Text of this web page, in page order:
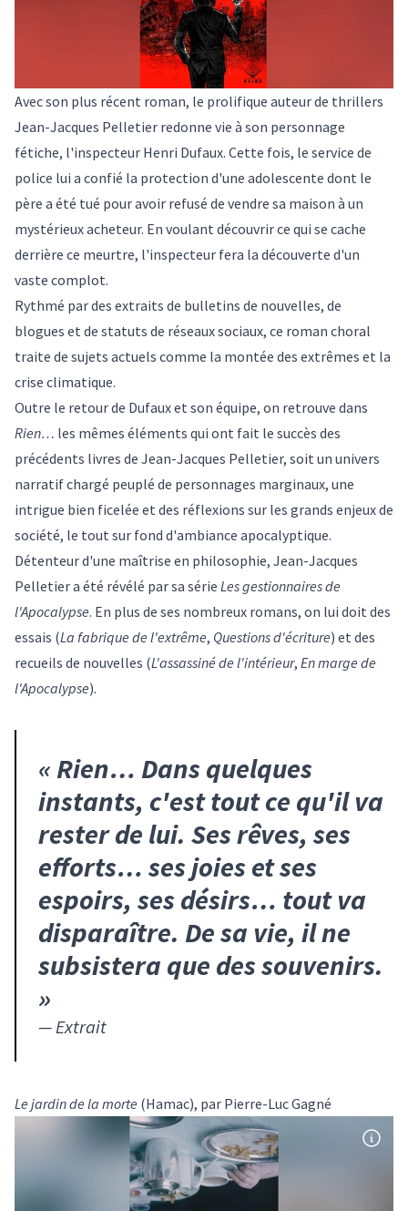
Avec son plus récent roman, le prolifique auteur de thrillers
Jean-Jacques Pelletier redonne vie à son personnage
fétiche, l'inspecteur Henri Dufaux. Cette fois, le service de
police lui a confié la protection d'une adolescente dont le
père a été tué pour avoir refusé de vendre sa maison à un
mystérieux acheteur. En voulant découvrir ce qui se cache
derrière ce meurtre, l'inspecteur fera la découverte d'un
vaste complot.
Rythmé par des extraits de bulletins de nouvelles, de
blogues et de statuts de réseaux sociaux, ce roman choral
traite de sujets actuels comme la montée des extrêmes et la
crise climatique.
Outre le retour de Dufaux et son équipe, on retrouve dans
Rien… les mêmes éléments qui ont fait le succès des
précédents livres de Jean-Jacques Pelletier, soit un univers
narratif chargé peuplé de personnages marginaux, une
intrigue bien ficelée et des réflexions sur les grands enjeux de
société, le tout sur fond d'ambiance apocalyptique.
Détenteur d'une maîtrise en philosophie, Jean-Jacques
Pelletier a été révélé par sa série Les gestionnaires de
l'Apocalypse. En plus de ses nombreux romans, on lui doit des
essais (La fabrique de l'extrême, Questions d'écriture) et des
recueils de nouvelles (L'assassiné de l'intérieur, En marge de
l'Apocalypse).
« Rien… Dans quelques
instants, c'est tout ce qu'il va
rester de lui. Ses rêves, ses
efforts… ses joies et ses
espoirs, ses désirs… tout va
disparaître. De sa vie, il ne
subsistera que des souvenirs.
»
— Extrait
Le jardin de la morte (Hamac), par Pierre-Luc Gagné